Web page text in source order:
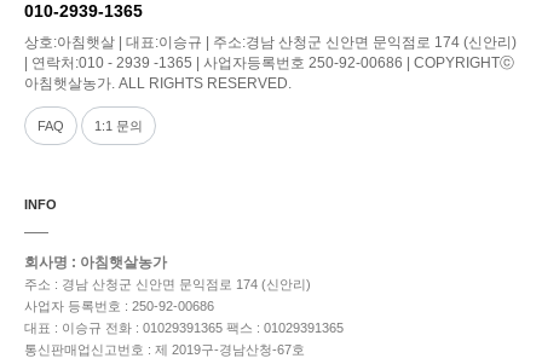
010-2939-1365
상호:아침햇살 | 대표:이승규 | 주소:경남 산청군 신안면 문익점로 174 (신안리)
| 연락처:010 - 2939 -1365 | 사업자등록번호 250-92-00686 | COPYRIGHTⓒ
아침햇살농가. ALL RIGHTS RESERVED.
FAQ 1:1 문의
INFO
회사명 : 아침햇살농가
주소 : 경남 산청군 신안면 문익점로 174 (신안리)
사업자 등록번호 : 250-92-00686
대표 : 이승규 전화 : 01029391365 팩스 : 01029391365
통신판매업신고번호 : 제 2019구-경남산청-67호